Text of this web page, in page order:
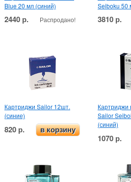
Blue 20 мл (синий)
2440 р. Распродано!
Seiboku 50
3810 р.
Картриджи Sailor 12шт.
(синие)
820 р. в корзину
Картриджи
Sailor
(синий)
1070 р.